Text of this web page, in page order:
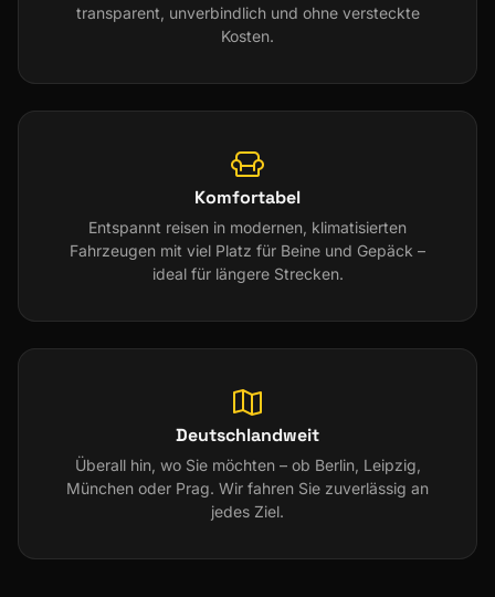
transparent, unverbindlich und ohne versteckte
Kosten.
Komfortabel
Entspannt reisen in modernen, klimatisierten
Fahrzeugen mit viel Platz für Beine und Gepäck –
ideal für längere Strecken.
Deutschlandweit
Überall hin, wo Sie möchten – ob Berlin, Leipzig,
München oder Prag. Wir fahren Sie zuverlässig an
jedes Ziel.